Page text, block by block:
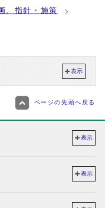
、指針・施策
表示
ページの先頭へ戻る
表示
表示